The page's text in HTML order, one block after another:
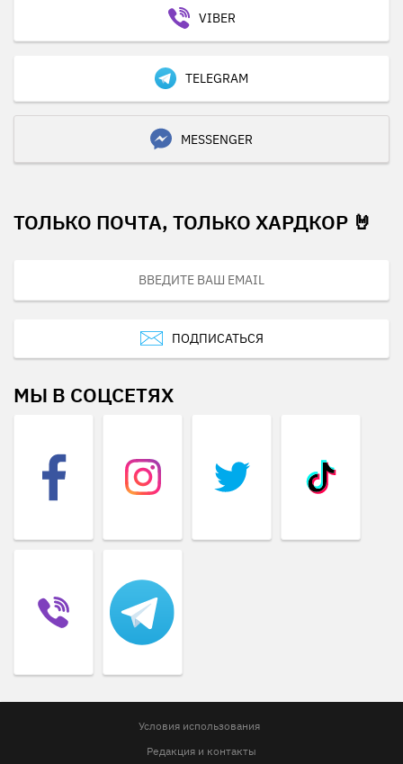
VIBER
TELEGRAM
MESSENGER
ТОЛЬКО ПОЧТА, ТОЛЬКО ХАРДКОР 🤘
ПОДПИСАТЬСЯ
МЫ В СОЦСЕТЯХ
Условия использования
Редакция и контакты